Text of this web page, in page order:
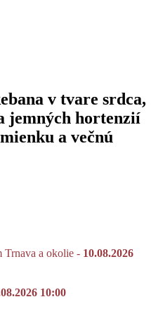
v tvare srdca,
jemných hortenzií
a večnú
Trnava a okolie - 10.08.2026
10:00